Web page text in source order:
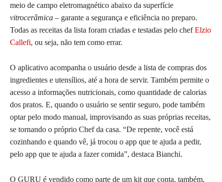
meio de campo eletromagnético abaixo da superfície
vitrocerâmica – garante a segurança e eficiência no preparo.
Todas as receitas da lista foram criadas e testadas pelo chefElzio
Callefi, ou seja, não tem como errar.
O aplicativo acompanha o usuário desde a lista de compras dos
ingredientes e utensílios, até a hora de servir. Também permite o
acesso a informações nutricionais, como quantidade de calorias
dos pratos. E, quando o usuário se sentir seguro, pode também
optar pelo modo manual, improvisando as suas próprias receitas,
se tornando o próprio Chef da casa. “De repente, você está
cozinhando e quando vê, já trocou o app que te ajuda a pedir,
pelo app que te ajuda a fazer comida”, destaca Bianchi.
O GURU é vendido como parte de um kit que conta, também,